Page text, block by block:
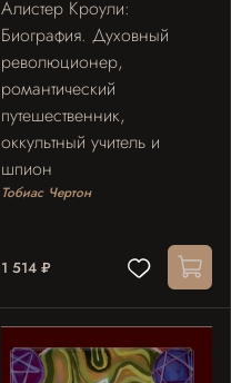
Алистер Кроули:
Биография. Духовный
революционер,
романтический
путешественник,
оккультный учитель и
шпион
Тобиас Чертон
1 514 ₽